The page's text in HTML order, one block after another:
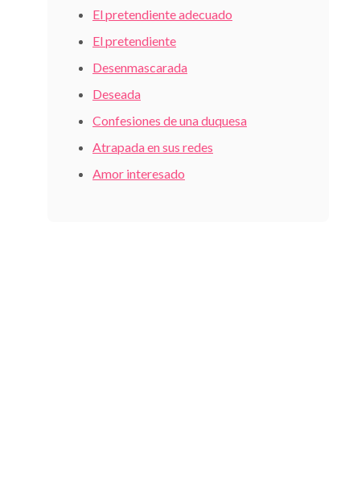
El pretendiente adecuado
El pretendiente
Desenmascarada
Deseada
Confesiones de una duquesa
Atrapada en sus redes
Amor interesado